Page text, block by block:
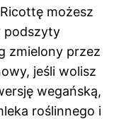
możesz
podszyty
zmielony przez
jeśli wolisz
wegańską,
roślinnego i